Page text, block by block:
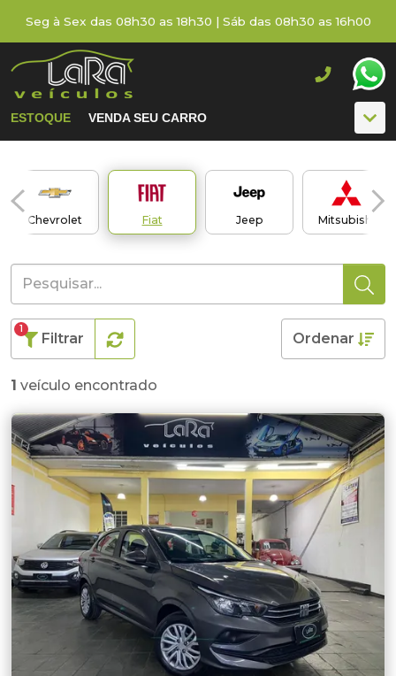
Seg à Sex das 08h30 as 18h30 | Sáb das 08h30 as 16h00
ESTOQUE VENDA SEU CARRO
Chevrolet Fiat Jeep Mitsubishi
Filtrar
1
Ordenar
1 veículo encontrado